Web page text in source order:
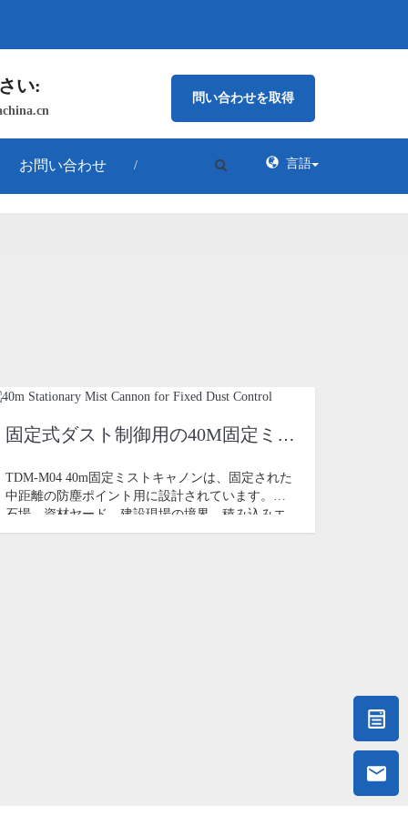
い:
問い合わせを取得
お問い合わせ / 言語
固定式ダスト制御用の40M固定ミストキャノン
TDM-M04 40m固定ミストキャノンは、固定された
中距離の防塵ポイント用に設計されています。採
石場、資材ヤード、建設現場の境界、積み込みエ
リア、解体端、小石炭などに適しています